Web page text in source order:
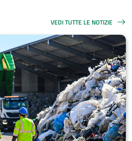
VEDI TUTTE LE NOTIZIE
NEWS